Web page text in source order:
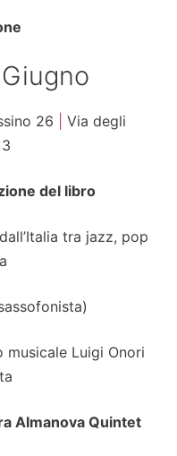
Giugno
26
Via degli
del libro
tra jazz, pop
musicale Luigi Onori
Almanova Quintet